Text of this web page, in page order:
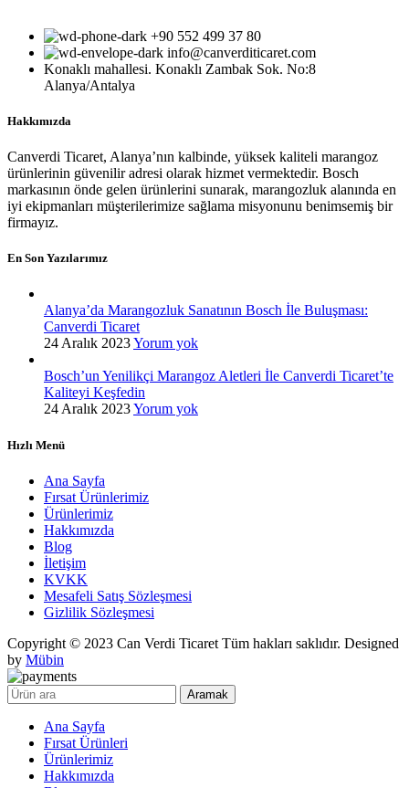
+90 552 499 37 80
info@canverditicaret.com
Konaklı mahallesi. Konaklı Zambak Sok. No:8
Alanya/Antalya
Hakkımızda
Canverdi Ticaret, Alanya’nın kalbinde, yüksek kaliteli marangoz
ürünlerinin güvenilir adresi olarak hizmet vermektedir. Bosch
markasının önde gelen ürünlerini sunarak, marangozluk alanında en
iyi ekipmanları müşterilerimize sağlama misyonunu benimsemiş bir
firmayız.
En Son Yazılarımız
Alanya’da Marangozluk Sanatının Bosch İle Buluşması:
Canverdi Ticaret
24 Aralık 2023Yorum yok
Bosch’un Yenilikçi Marangoz Aletleri İle Canverdi Ticaret’te
Kaliteyi Keşfedin
24 Aralık 2023Yorum yok
Hızlı Menü
Ana Sayfa
Fırsat Ürünlerimiz
Ürünlerimiz
Hakkımızda
Blog
İletişim
KVKK
Mesafeli Satış Sözleşmesi
Gizlilik Sözleşmesi
Copyright © 2023 Can Verdi Ticaret Tüm hakları saklıdır. Designed
by Mübin
Aramak
Ana Sayfa
Fırsat Ürünleri
Ürünlerimiz
Hakkımızda